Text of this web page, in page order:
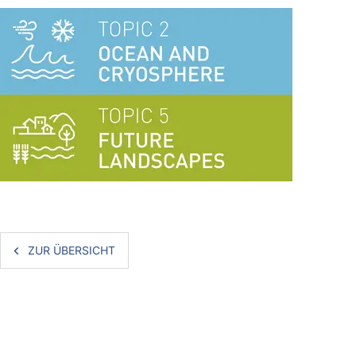
ZUR ÜBERSICHT